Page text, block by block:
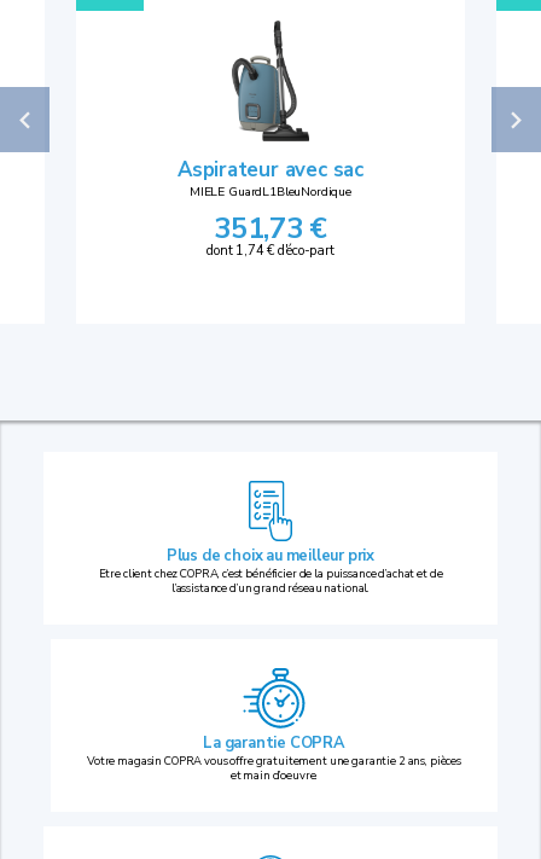
Aspirateur avec sac
MIELE GuardL1BleuNordique
351,73 €
dont 1,74 € d'éco-part
Plus de choix au meilleur prix
Etre client chez COPRA, c’est bénéficier de la puissance d’achat et de
l’assistance d’un grand réseau national.
La garantie COPRA
Votre magasin COPRA vous offre gratuitement une garantie 2 ans, pièces
et main d’oeuvre.